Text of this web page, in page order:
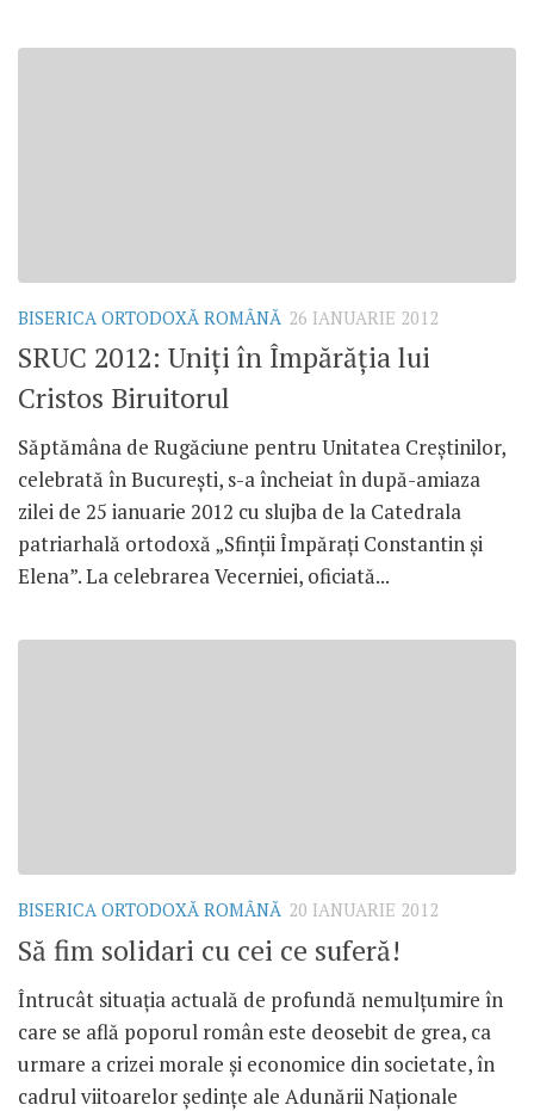
BISERICA ORTODOXĂ ROMÂNĂ 26 IANUARIE 2012
SRUC 2012: Uniţi în Împărăţia lui
Cristos Biruitorul
Săptămâna de Rugăciune pentru Unitatea Creştinilor,
celebrată în Bucureşti, s-a încheiat în după-amiaza
zilei de 25 ianuarie 2012 cu slujba de la Catedrala
patriarhală ortodoxă „Sfinţii Împăraţi Constantin şi
Elena”. La celebrarea Vecerniei, oficiată...
BISERICA ORTODOXĂ ROMÂNĂ 20 IANUARIE 2012
Să fim solidari cu cei ce suferă!
Întrucât situaţia actuală de profundă nemulţumire în
care se află poporul român este deosebit de grea, ca
urmare a crizei morale şi economice din societate, în
cadrul viitoarelor şedinţe ale Adunării Naţionale